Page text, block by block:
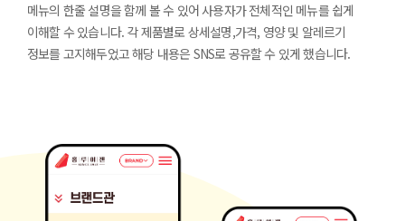
메뉴의 한줄 설명을 함께 볼 수 있어 사용자가 전체적인 메뉴를 쉽게
이해할 수 있습니다. 각 제품별로 상세설명,가격, 영양 및 알레르기
정보를 고지해두었고해당 내용은 SNS로 공유할 수 있게 했습니다.